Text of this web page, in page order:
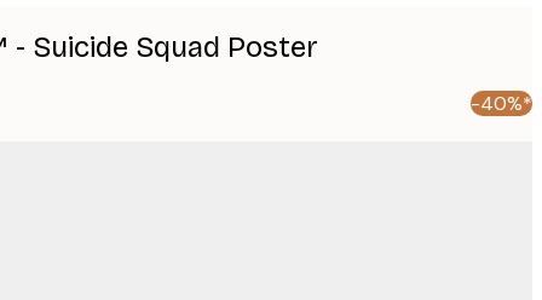
Suicide Squad Poster
-40%*